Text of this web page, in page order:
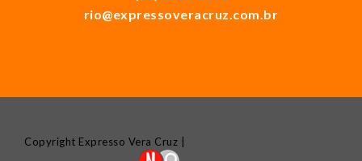
rio@expressoveracruz.com.br
Copyright Expresso Vera Cruz |